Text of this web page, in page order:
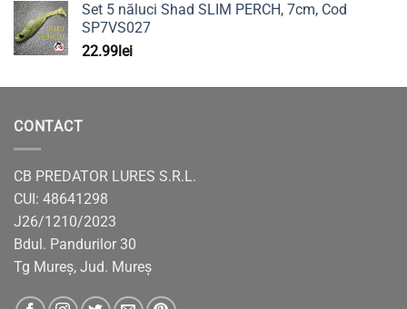
Set 5 năluci Shad SLIM PERCH, 7cm, Cod
SP7VS027
22.99lei
CONTACT
CB PREDATOR LURES S.R.L.
CUI: 48641298
J26/1210/2023
Bdul. Pandurilor 30
Tg Mureș, Jud. Mureș